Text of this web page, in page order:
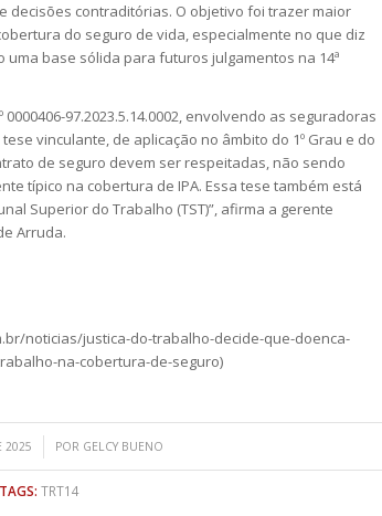
decisões contraditórias. O objetivo foi trazer maior
do seguro de vida, especialmente no que diz
base sólida para futuros julgamentos na 14ª
97.2023.5.14.0002, envolvendo as seguradoras
vinculante, de aplicação no âmbito do 1º Grau e do
de seguro devem ser respeitadas, não sendo
típico na cobertura de IPA. Essa tese também está
Superior do Trabalho (TST)”, afirma a gerente
Arruda.
noticias/justica-do-trabalho-decide-que-doenca-
na-cobertura-de-seguro)
2025 POR GELCY BUENO
TAGS: TRT14